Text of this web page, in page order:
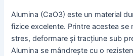
Alumina (CaO3) este un material
fizice excelente. Printre acestea se
stres, deformare și tracțiune sub
Alumina se mândrește cu o